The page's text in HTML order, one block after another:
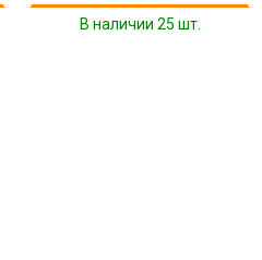
В наличии 25 шт.